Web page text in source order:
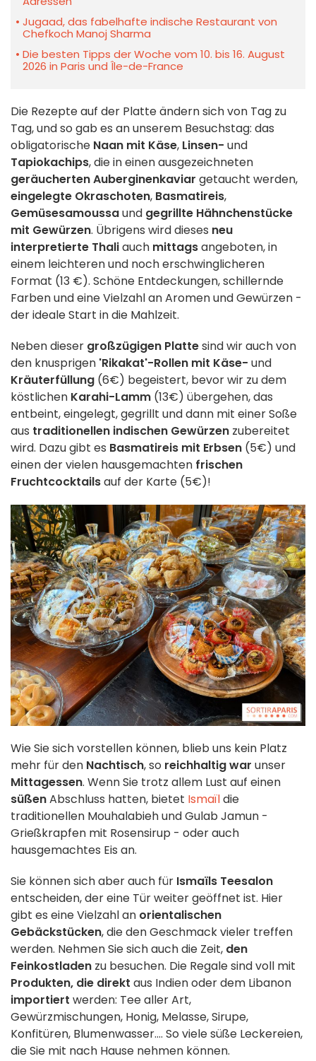
Jugaad, das fabelhafte indische Restaurant von
Chefkoch Manoj Sharma
Die besten Tipps der Woche vom 10. bis 16. August
2026 in Paris und Île-de-France
Die Rezepte auf der Platte ändern sich von Tag zu
Tag, und so gab es an unserem Besuchstag: das
obligatorische Naan mit Käse, Linsen- und
Tapiokachips, die in einen ausgezeichneten
geräucherten Auberginenkaviar getaucht werden,
eingelegte Okraschoten, Basmatireis,
Gemüsesamoussaund gegrillte Hähnchenstücke
mit Gewürzen. Übrigens wird dieses neu
interpretierte Thaliauch mittagsangeboten, in
einem leichteren und noch erschwinglicheren
Format (13 €). Schöne Entdeckungen, schillernde
Farben und eine Vielzahl an Aromen und Gewürzen -
der ideale Start in die Mahlzeit.
Neben dieser großzügigen Plattesind wir auch von
den knusprigen 'Rikakat'-Rollen mit Käse- und
Kräuterfüllung (6€) begeistert, bevor wir zu dem
köstlichen Karahi-Lamm (13€) übergehen, das
entbeint, eingelegt, gegrillt und dann mit einer Soße
aus traditionellen indischen Gewürzen zubereitet
wird. Dazu gibt es Basmatireis mit Erbsen (5€) und
einen der vielen hausgemachten frischen
Fruchtcocktailsauf der Karte (5€)!
Wie Sie sich vorstellen können, blieb uns kein Platz
mehr für den Nachtisch, so reichhaltig war unser
Mittagessen. Wenn Sie trotz allem Lust auf einen
süßenAbschluss hatten, bietet Ismaïldie
traditionellen Mouhalabieh und Gulab Jamun -
Grießkrapfen mit Rosensirup - oder auch
hausgemachtes Eis an.
Sie können sich aber auch für Ismaïls Teesalon
entscheiden, der eine Tür weiter geöffnet ist. Hier
gibt es eine Vielzahl an orientalischen
Gebäckstücken, die den Geschmack vieler treffen
werden. Nehmen Sie sich auch die Zeit, den
Feinkostladen zu besuchen. Die Regale sind voll mit
Produkten, die direkt aus Indien oder dem Libanon
importiert werden: Tee aller Art,
Gewürzmischungen, Honig, Melasse, Sirupe,
Konfitüren, Blumenwasser.... So viele süße Leckereien,
die Sie mit nach Hause nehmen können.